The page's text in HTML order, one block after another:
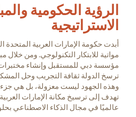
الرؤية الحكومية
الاستراتيجية
أبدت حكومة الإمارات العربية المتحدة
مواتية للابتكار التكنولوجي. ومن خلال
مؤسسة دبي للمستقبل وإنشاء
ترسخ الدولة ثقافة التجريب وحل
وهذه الجهود ليست معزولة، بل هي
تهدف إلى ترسيخ مكانة الإمارات
عالميًا في مجال الذكاء الاصطناعي بحلول